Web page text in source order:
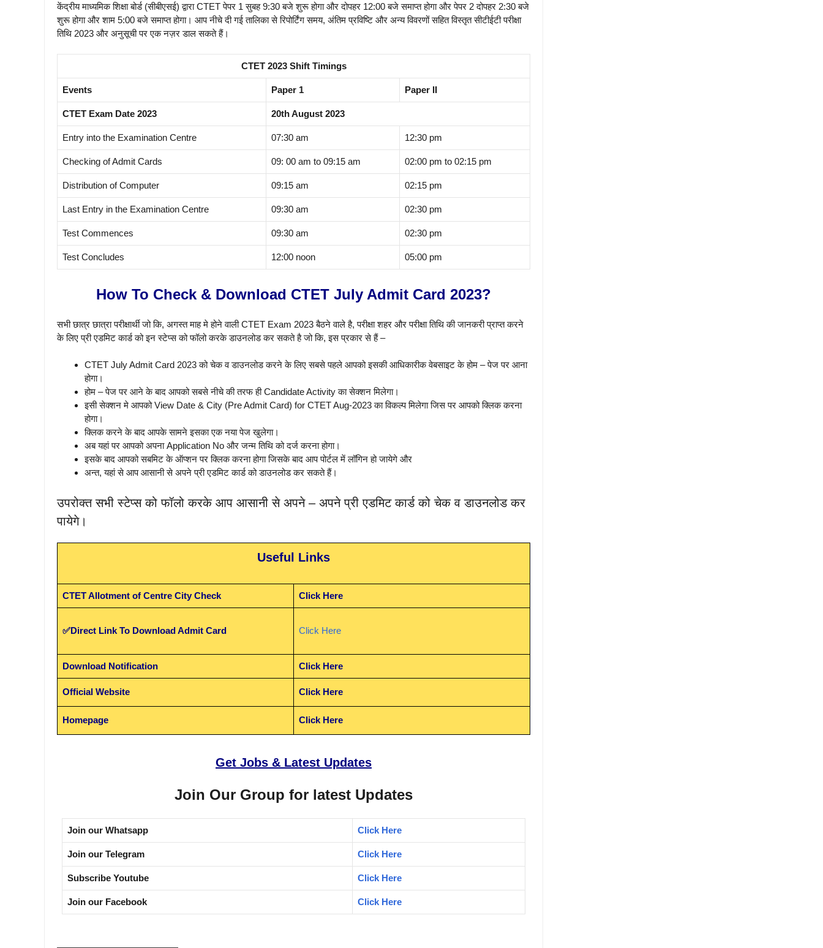
केंद्रीय माध्यमिक शिक्षा बोर्ड (सीबीएसई) द्वारा CTET पेपर 1 सुबह 9:30 बजे शुरू होगा और दोपहर 12:00 बजे समाप्त होगा और पेपर 2 दोपहर 2:30 बजे
शुरू होगा और शाम 5:00 बजे समाप्त होगा। आप नीचे दी गई तालिका से रिपोर्टिंग समय, अंतिम प्रविष्टि और अन्य विवरणों सहित विस्तृत सीटीईटी परीक्षा
तिथि 2023 और अनुसूची पर एक नज़र डाल सकते हैं।
CTET 2023 Shift Timings
Events Paper 1 Paper II
CTET Exam Date 2023 20th August 2023
Entry into the Examination Centre 07:30 am 12:30 pm
Checking of Admit Cards 09: 00 am to 09:15 am 02:00 pm to 02:15 pm
Distribution of Computer 09:15 am 02:15 pm
Last Entry in the Examination Centre 09:30 am 02:30 pm
Test Commences 09:30 am 02:30 pm
Test Concludes 12:00 noon 05:00 pm
How To Check & Download CTET July Admit Card 2023?
सभी छात्र छात्रा परीक्षार्थी जो कि, अगस्त माह मे होने वाली CTET Exam 2023 बैठने वाले है, परीक्षा शहर और परीक्षा तिथि की जानकरी प्राप्त करने
के लिए प्री एडमिट कार्ड को इन स्टेप्स को फॉलो करके डाउनलोड कर सकते है जो कि, इस प्रकार से हैं –
CTET July Admit Card 2023 को चेक व डाउनलोड करने के लिए सबसे पहले आपको इसकी आधिकारीक वेबसाइट के होम – पेज पर आना
होगा।
होम – पेज पर आने के बाद आपको सबसे नीचे की तरफ ही Candidate Activity का सेक्शन मिलेगा।
इसी सेक्शन मे आपको View Date & City (Pre Admit Card) for CTET Aug-2023 का विकल्प मिलेगा जिस पर आपको क्लिक करना
होगा।
क्लिक करने के बाद आपके सामने इसका एक नया पेज खुलेगा।
अब यहां पर आपको अपना Application No और जन्म तिथि को दर्ज करना होगा।
इसके बाद आपको सबमिट के ऑप्शन पर क्लिक करना होगा जिसके बाद आप पोर्टल में लॉगिन हो जायेगे और
अन्त, यहां से आप आसानी से अपने प्री एडमिट कार्ड को डाउनलोड कर सकते हैं।
उपरोक्त सभी स्टेप्स को फॉलो करके आप आसानी से अपने – अपने प्री एडमिट कार्ड को चेक व डाउनलोड कर
पायेगे।
Useful Links
CTET Allotment of Centre City Check Click Here
✅Direct Link To Download Admit Card Click Here
Download Notification Click Here
Official Website Click Here
Homepage Click Here
Get Jobs & Latest Updates
Join Our Group for latest Updates
Join our Whatsapp Click Here
Join our Telegram Click Here
Subscribe Youtube Click Here
Join our Facebook Click Here